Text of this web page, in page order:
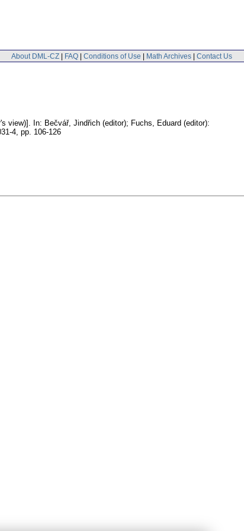
About DML-CZ | FAQ | Conditions of Use | Math Archives | Contact Us
view)]. In: Bečvář, Jindřich (editor); Fuchs, Eduard (editor):
4, pp. 106-126